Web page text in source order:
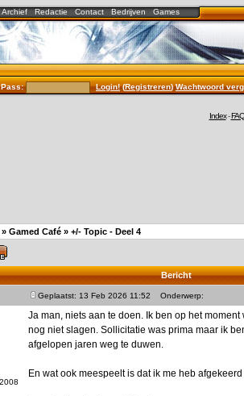
Archief Redactie Contact Bedrijven Games
Pass: Login!(Registreren)Wachtwoord
Index-FAQ
» Gamed Café » +/- Topic - Deel 4
Bericht
Geplaatst: 13 Feb 2026 11:52 Onderwerp:
Ja man, niets aan te doen. Ik ben op het
nog niet slagen. Sollicitatie was prima maar ik
afgelopen jaren weg te duwen.
En wat ook meespeelt is dat ik me heb